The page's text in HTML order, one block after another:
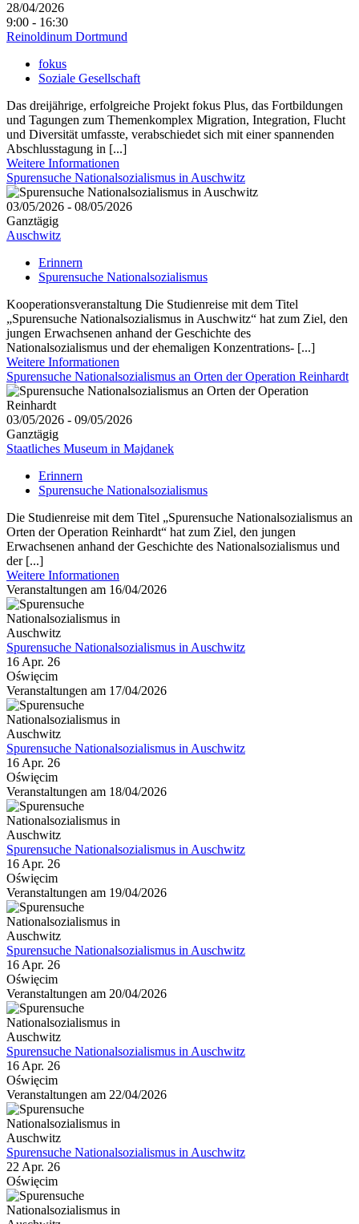
28/04/2026
9:00 - 16:30
Reinoldinum Dortmund
fokus
Soziale Gesellschaft
Das dreijährige, erfolgreiche Projekt fokus Plus, das Fortbildungen
und Tagungen zum Themenkomplex Migration, Integration, Flucht
und Diversität umfasste, verabschiedet sich mit einer spannenden
Abschlusstagung in [...]
Weitere Informationen
Spurensuche Nationalsozialismus in Auschwitz
03/05/2026 - 08/05/2026
Ganztägig
Auschwitz
Erinnern
Spurensuche Nationalsozialismus
Kooperationsveranstaltung Die Studienreise mit dem Titel
„Spurensuche Nationalsozialismus in Auschwitz“ hat zum Ziel, den
jungen Erwachsenen anhand der Geschichte des
Nationalsozialismus und der ehemaligen Konzentrations- [...]
Weitere Informationen
Spurensuche Nationalsozialismus an Orten der Operation Reinhardt
03/05/2026 - 09/05/2026
Ganztägig
Staatliches Museum in Majdanek
Erinnern
Spurensuche Nationalsozialismus
Die Studienreise mit dem Titel „Spurensuche Nationalsozialismus an
Orten der Operation Reinhardt“ hat zum Ziel, den jungen
Erwachsenen anhand der Geschichte des Nationalsozialismus und
der [...]
Weitere Informationen
Veranstaltungen am 16/04/2026
Spurensuche Nationalsozialismus in Auschwitz
16 Apr. 26
Oświęcim
Veranstaltungen am 17/04/2026
Spurensuche Nationalsozialismus in Auschwitz
16 Apr. 26
Oświęcim
Veranstaltungen am 18/04/2026
Spurensuche Nationalsozialismus in Auschwitz
16 Apr. 26
Oświęcim
Veranstaltungen am 19/04/2026
Spurensuche Nationalsozialismus in Auschwitz
16 Apr. 26
Oświęcim
Veranstaltungen am 20/04/2026
Spurensuche Nationalsozialismus in Auschwitz
16 Apr. 26
Oświęcim
Veranstaltungen am 22/04/2026
Spurensuche Nationalsozialismus in Auschwitz
22 Apr. 26
Oświęcim